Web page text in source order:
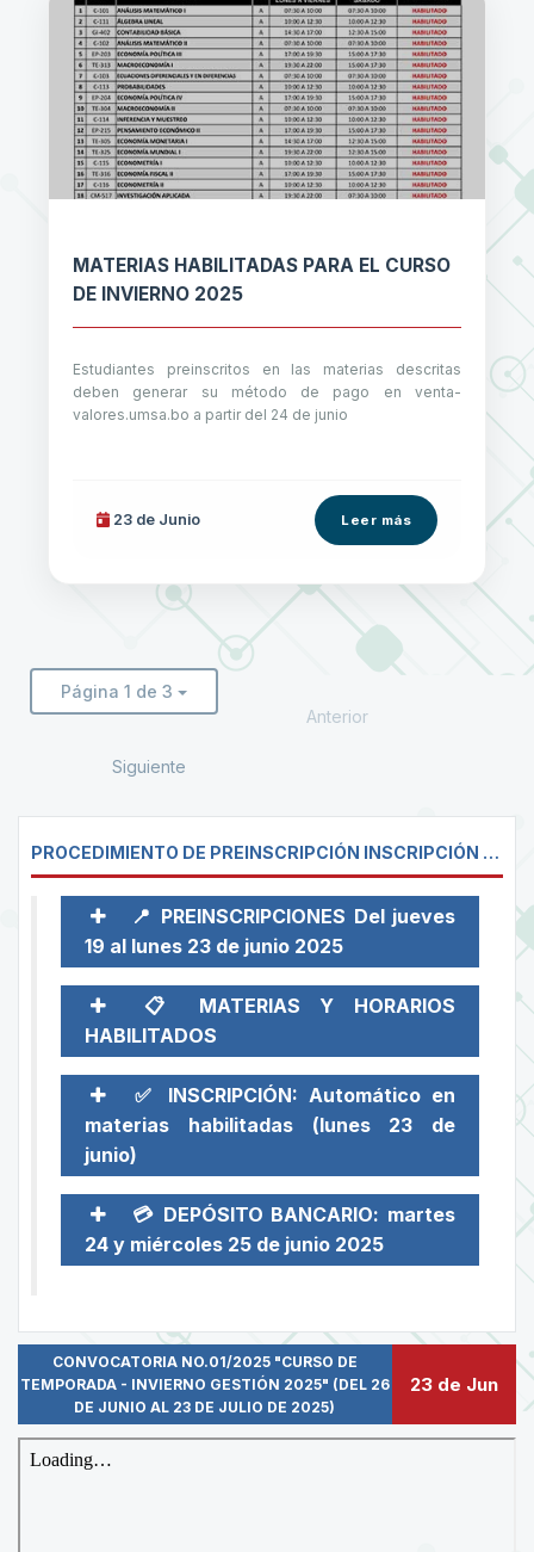
MATERIAS HABILITADAS PARA EL CURSO
DE INVIERNO 2025
Estudiantes preinscritos en las materias descritas
deben generar su método de pago en venta-
valores.umsa.bo a partir del 24 de junio
23 de Junio Leer más
Página 1 de 3
Anterior
Siguiente
PROCEDIMIENTO DE PREINSCRIPCIÓN INSCRIPCIÓN Y DEPÓSITOS - CURSO DE INVIERNO 2025
📍 PREINSCRIPCIONES Del jueves
19 al lunes 23 de junio 2025
📋 MATERIAS Y HORARIOS
HABILITADOS
✅ INSCRIPCIÓN: Automático en
materias habilitadas (lunes 23 de
junio)
💳 DEPÓSITO BANCARIO: martes
24 y miércoles 25 de junio 2025
CONVOCATORIA NO.01/2025 "CURSO DE
TEMPORADA - INVIERNO GESTIÓN 2025" (DEL 26
DE JUNIO AL 23 DE JULIO DE 2025)
23 de Jun